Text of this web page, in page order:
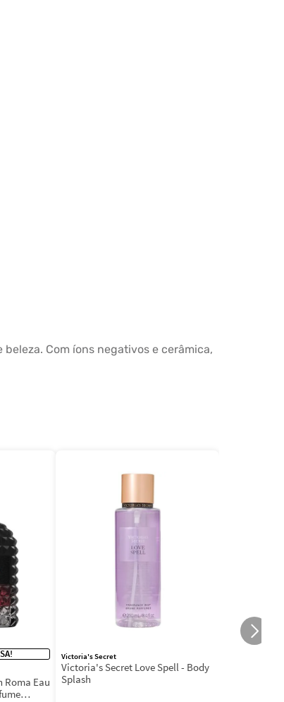
Com íons negativos e cerâmica,
Roma Eau
Victoria's Secret
Victoria's Secret Love Spell - Body
Splash